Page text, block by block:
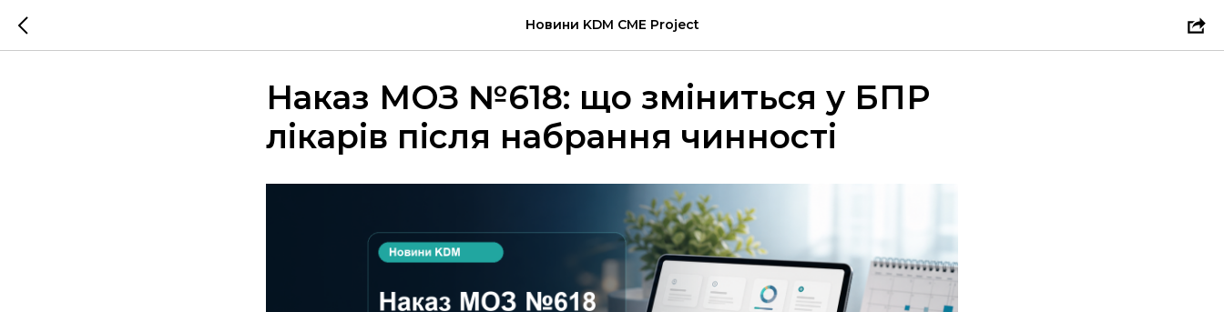
Новини KDM CME Project
Наказ МОЗ №618: що зміниться у БПР
лікарів після набрання чинності